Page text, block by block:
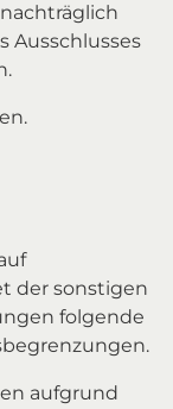
Ausschlusses
der sonstigen
folgende
aufgrund